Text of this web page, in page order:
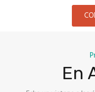
En